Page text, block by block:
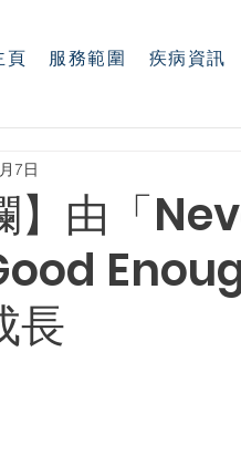
頁 服務範圍 疾病資訊
】由「
長
7日